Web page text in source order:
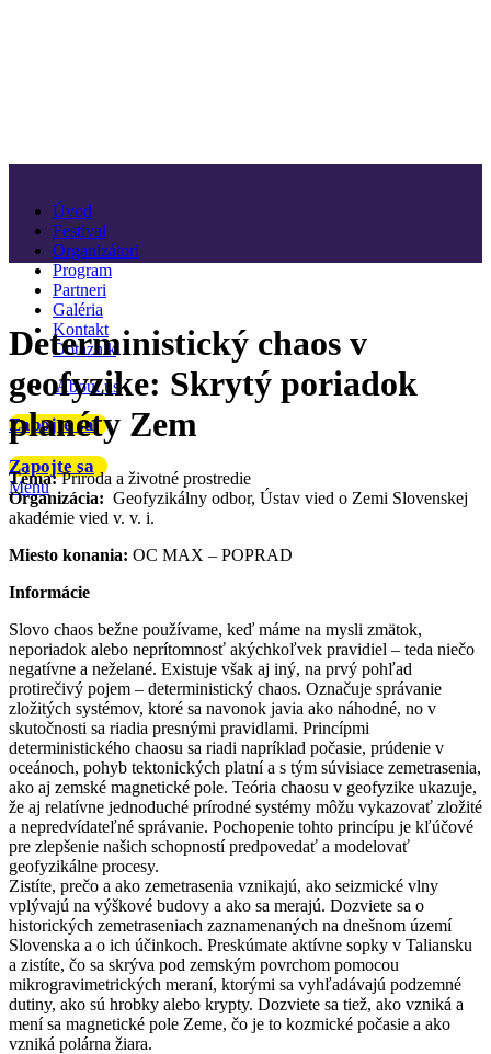
Úvod
Festival
Organizátori
Program
Partneri
Galéria
Kontakt
Dotazník
About us
Zapojte sa
Zapojte sa
Menu
Deterministický chaos v
geofyzike: Skrytý poriadok
planéty Zem
Téma:Príroda a životné prostredie
Organizácia: Geofyzikálny odbor, Ústav vied o Zemi Slovenskej
akadémie vied v. v. i.
Miesto konania: OC MAX – POPRAD
Informácie
Slovo chaos bežne používame, keď máme na mysli zmätok,
neporiadok alebo neprítomnosť akýchkoľvek pravidiel – teda niečo
negatívne a neželané. Existuje však aj iný, na prvý pohľad
protirečivý pojem – deterministický chaos. Označuje správanie
zložitých systémov, ktoré sa navonok javia ako náhodné, no v
skutočnosti sa riadia presnými pravidlami. Princípmi
deterministického chaosu sa riadi napríklad počasie, prúdenie v
oceánoch, pohyb tektonických platní a s tým súvisiace zemetrasenia,
ako aj zemské magnetické pole. Teória chaosu v geofyzike ukazuje,
že aj relatívne jednoduché prírodné systémy môžu vykazovať zložité
a nepredvídateľné správanie. Pochopenie tohto princípu je kľúčové
pre zlepšenie našich schopností predpovedať a modelovať
geofyzikálne procesy.
Zistíte, prečo a ako zemetrasenia vznikajú, ako seizmické vlny
vplývajú na výškové budovy a ako sa merajú. Dozviete sa o
historických zemetraseniach zaznamenaných na dnešnom území
Slovenska a o ich účinkoch. Preskúmate aktívne sopky v Taliansku
a zistíte, čo sa skrýva pod zemským povrchom pomocou
mikrogravimetrických meraní, ktorými sa vyhľadávajú podzemné
dutiny, ako sú hrobky alebo krypty. Dozviete sa tiež, ako vzniká a
mení sa magnetické pole Zeme, čo je to kozmické počasie a ako
vzniká polárna žiara.